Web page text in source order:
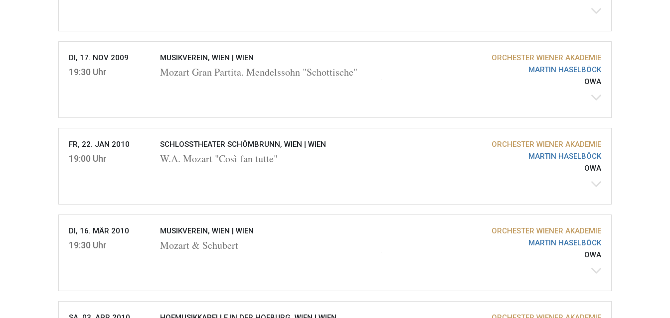
DI, 17. NOV 2009
19:30 Uhr
MUSIKVEREIN, WIEN | WIEN
Mozart Gran Partita. Mendelssohn "Schottische"
ORCHESTER WIENER AKADEMIE
MARTIN HASELBÖCK
OWA
FR, 22. JAN 2010
19:00 Uhr
SCHLOSSTHEATER SCHÖMBRUNN, WIEN | WIEN
W.A. Mozart "Così fan tutte"
ORCHESTER WIENER AKADEMIE
MARTIN HASELBÖCK
OWA
DI, 16. MÄR 2010
19:30 Uhr
MUSIKVEREIN, WIEN | WIEN
Mozart & Schubert
ORCHESTER WIENER AKADEMIE
MARTIN HASELBÖCK
OWA